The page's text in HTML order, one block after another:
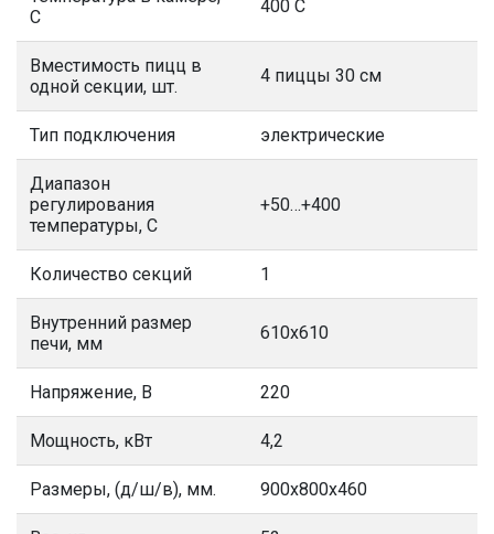
С
400 С
Вместимость пицц в
одной секции, шт.
4 пиццы 30 см
Тип подключения электрические
Диапазон
регулирования
температуры, С
+50…+400
Количество секций 1
Внутренний размер
печи, мм
610х610
Напряжение, В 220
Мощность, кВт 4,2
Размеры, (д/ш/в), мм. 900х800х460